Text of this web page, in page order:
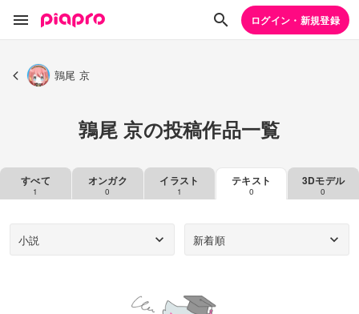
ログイン・新規登録
鶉尾 京
鶉尾 京の投稿作品一覧
すべて
1
オンガク
0
イラスト
1
テキスト
0
3Dモデル
0
小説 新着順